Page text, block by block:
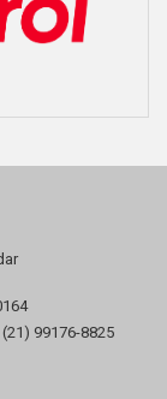
99176-8825